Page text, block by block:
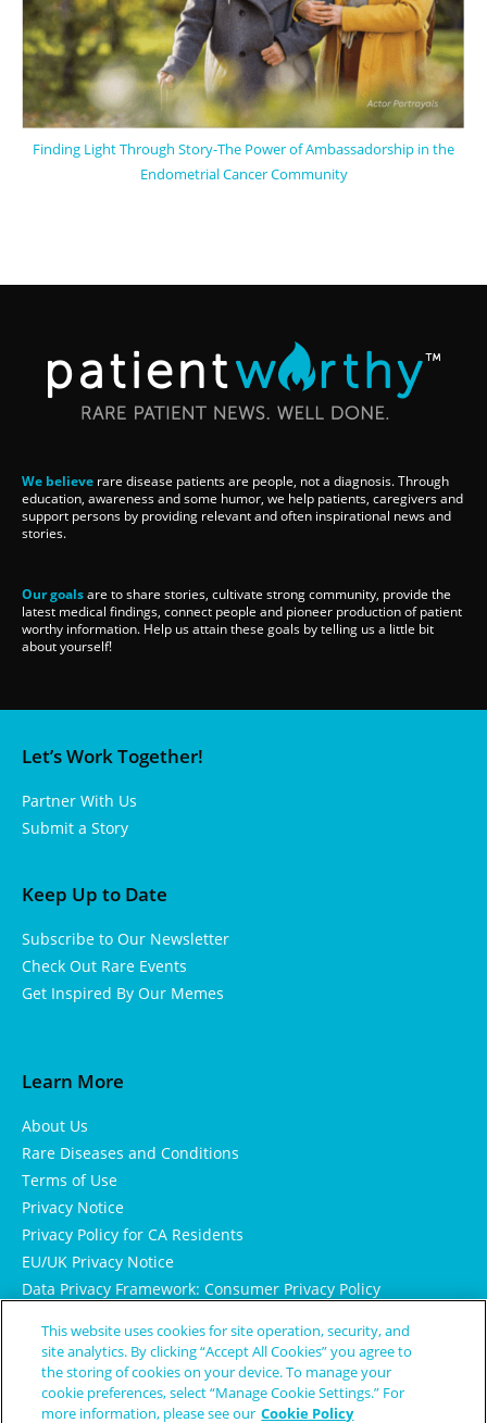
Finding Light Through Story-The Power of Ambassadorship in the
Endometrial Cancer Community
We believe rare disease patients are people, not a diagnosis. Through
education, awareness and some humor, we help patients, caregivers and
support persons by providing relevant and often inspirational news and
stories.
Our goalsare to share stories, cultivate strong community, provide the
latest medical findings, connect people and pioneer production of patient
worthy information. Help us attain these goals by telling us a little bit
about yourself!
Let’s Work Together!
Partner With Us
Submit a Story
Keep Up to Date
Subscribe to Our Newsletter
Check Out Rare Events
Get Inspired By Our Memes
Learn More
About Us
Rare Diseases and Conditions
Terms of Use
Privacy Notice
Privacy Policy for CA Residents
EU/UK Privacy Notice
Data Privacy Framework: Consumer Privacy Policy
Cookie Notice
This website uses cookies for site operation, security, and
site analytics. By clicking “Accept All Cookies” you agree to
the storing of cookies on your device. To manage your
cookie preferences, select “Manage Cookie Settings.” For
more information, please see our Cookie Policy